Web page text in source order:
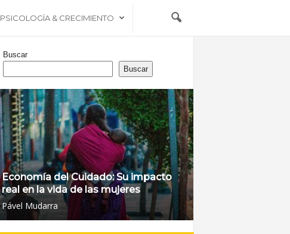
PSICOLOGÍA & CRECIMIENTO
Buscar
Buscar
Economía del Cuidado: Su impacto
real en la vida de las mujeres
Pável Mudarra